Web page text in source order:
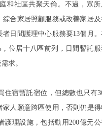
和社區共聚天倫。不過，眾所
合家居照顧服務或改善家居
日間護理中心服務要13個月
位居十八區前列，日間暫託
求。
住宿暫託宿位，但總數也只有
人願意跨區使用，否則仍是
護理設施，包括動用200億元